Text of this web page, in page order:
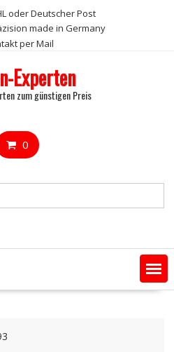
oder Deutscher Post
made in Germany
per Mail
Experten
zum günstigen Preis
0